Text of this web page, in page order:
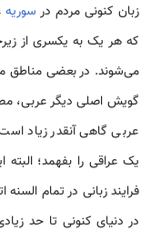
زبان کنونی مردم در سوریه
که هر یک به یک­سری از
‌‌‌‌‌‌‌می‌شوند. در بعضی مناطق
گویش اصلی دیگر عربی،
عربی گاهی آنقدر زیاد
یک عراقی را بفهمد؛
فرایند زبانی در تمام
در دنیای کنونی تا حد